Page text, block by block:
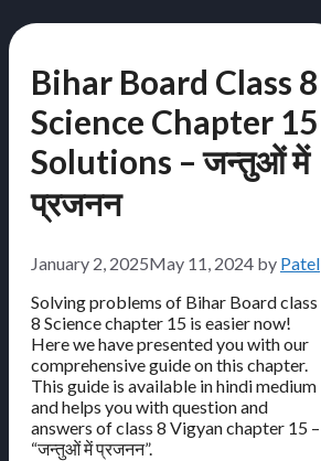
Bihar Board Class 8
Science Chapter 15
Solutions – जन्तुओं में
प्रजनन
January 2, 2025May 11, 2024 by Patel
Solving problems of Bihar Board class
8 Science chapter 15 is easier now!
Here we have presented you with our
comprehensive guide on this chapter.
This guide is available in hindi medium
and helps you with question and
answers of class 8 Vigyan chapter 15 –
“जन्तुओं में प्रजनन”.